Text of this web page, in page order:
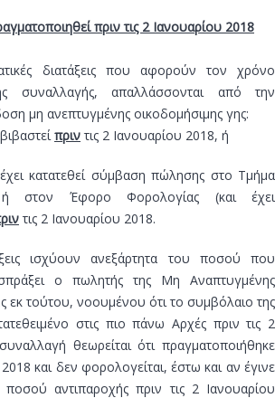
πριν τις 2 Ιανουαρίου 2018
διατάξεις που αφορούν τον χρόνο
συναλλαγής, απαλλάσσονται από την
μη ανεπτυγμένης οικοδομήσιμης γης:
πριν τις 2 Ιανουαρίου 2018, ή
κατατεθεί σύμβαση πώλησης στο Τμήμα
ή στον Έφορο Φορολογίας (και έχει
τις 2 Ιανουαρίου 2018.
ισχύουν ανεξάρτητα του ποσού που
ο πωλητής της Μη Αναπτυγμένης
εκ τούτου, νοουμένου ότι το συμβόλαιο της
στις πιο πάνω Αρχές πριν τις 2
θεωρείται ότι πραγματοποιήθηκε
και δεν φορολογείται, έστω και αν έγινε
αντιπαροχής πριν τις 2 Ιανουαρίου